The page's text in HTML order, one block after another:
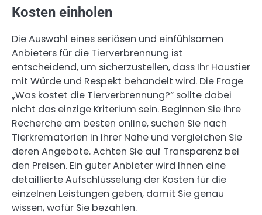
Kosten einholen
Die Auswahl eines seriösen und einfühlsamen
Anbieters für die Tierverbrennung ist
entscheidend, um sicherzustellen, dass Ihr Haustier
mit Würde und Respekt behandelt wird. Die Frage
„Was kostet die Tierverbrennung?” sollte dabei
nicht das einzige Kriterium sein. Beginnen Sie Ihre
Recherche am besten online, suchen Sie nach
Tierkrematorien in Ihrer Nähe und vergleichen Sie
deren Angebote. Achten Sie auf Transparenz bei
den Preisen. Ein guter Anbieter wird Ihnen eine
detaillierte Aufschlüsselung der Kosten für die
einzelnen Leistungen geben, damit Sie genau
wissen, wofür Sie bezahlen.